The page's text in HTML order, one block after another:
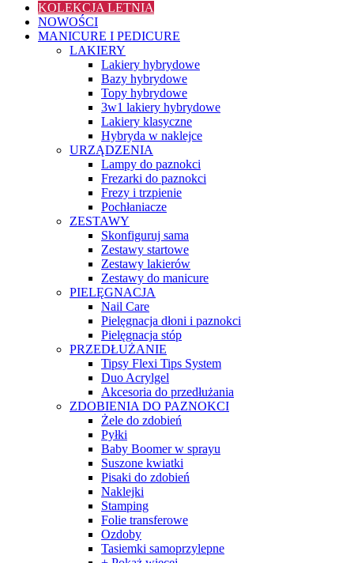
KOLEKCJA LETNIA
NOWOŚCI
MANICURE I PEDICURE
LAKIERY
Lakiery hybrydowe
Bazy hybrydowe
Topy hybrydowe
3w1 lakiery hybrydowe
Lakiery klasyczne
Hybryda w naklejce
URZĄDZENIA
Lampy do paznokci
Frezarki do paznokci
Frezy i trzpienie
Pochłaniacze
ZESTAWY
Skonfiguruj sama
Zestawy startowe
Zestawy lakierów
Zestawy do manicure
PIELĘGNACJA
Nail Care
Pielęgnacja dłoni i paznokci
Pielęgnacja stóp
PRZEDŁUŻANIE
Tipsy Flexi Tips System
Duo Acrylgel
Akcesoria do przedłużania
ZDOBIENIA DO PAZNOKCI
Żele do zdobień
Pyłki
Baby Boomer w sprayu
Suszone kwiatki
Pisaki do zdobień
Naklejki
Stamping
Folie transferowe
Ozdoby
Tasiemki samoprzylepne